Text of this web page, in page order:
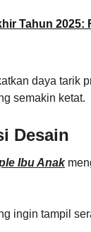
Tahun
daya tarik
semakin ketat.
Desain
Ibu Anak
ingin tampil